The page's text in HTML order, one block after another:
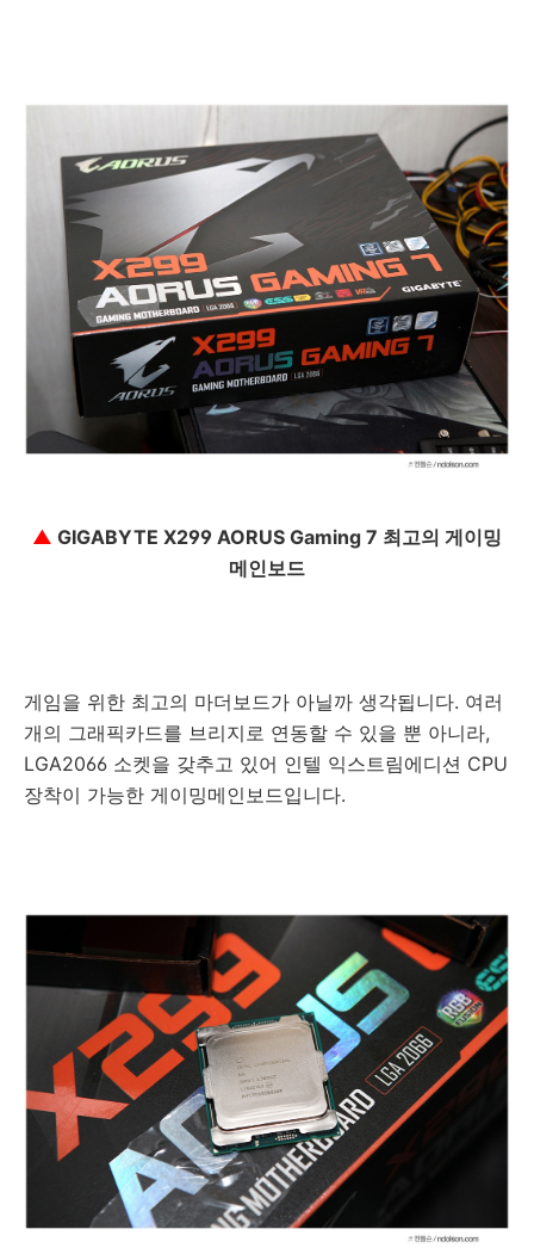
▲ GIGABYTE X299 AORUS Gaming 7 최고의 게이밍
메인보드
게임을 위한 최고의 마더보드가 아닐까 생각됩니다. 여러
개의 그래픽카드를 브리지로 연동할 수 있을 뿐 아니라,
LGA2066 소켓을 갖추고 있어 인텔 익스트림에디션 CPU
장착이 가능한 게이밍메인보드입니다.